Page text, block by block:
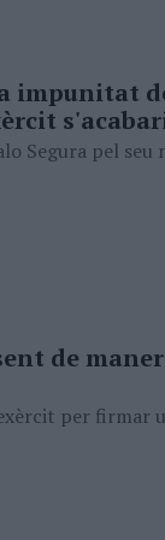
impunitat
Segura pel seu
de
per firmar